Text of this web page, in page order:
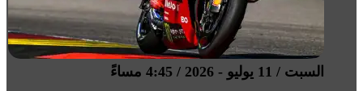
السبت / 11 يوليو - 2026 / 4:45 مساءً